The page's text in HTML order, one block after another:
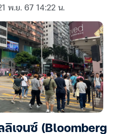
พ.ย. 67 14:22 น.
ลิเจนซ์ (Bloomberg